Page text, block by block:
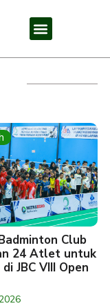
Club
24 Atlet untuk
JBC VIII Open